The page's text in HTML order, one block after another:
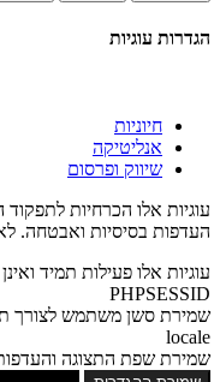
הגדרות עוגיות
חיוניות
אנליטיקה
שיווק ופרסום
עוגיות אלו הכרחיות
העדפות בסיסיות ואבטחה.
עוגיות אלו פעילות תמיד
PHPSESSID
שמירת סשן משתמש לצורך
locale
שמירת שפת התצוגה והעדפות